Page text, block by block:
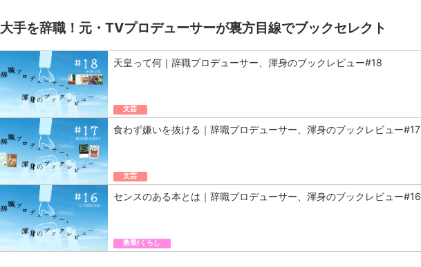
大手を辞職！元・TVプロデューサーが裏方目線でブックセレクト
天皇って何｜辞職プロデューサー、渾身のブックレビュー#18
文芸
食わず嫌いを抜ける｜辞職プロデューサー、渾身のブックレビュー#17
文芸
センスのある本とは｜辞職プロデューサー、渾身のブックレビュー#16
教養/くらし